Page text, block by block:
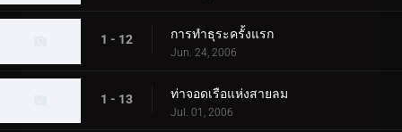
1 - 12 การทำธุระครั้งแรก
Jun. 24, 2006
1 - 13 ท่าจอดเรือแห่งสายลม
Jul. 01, 2006